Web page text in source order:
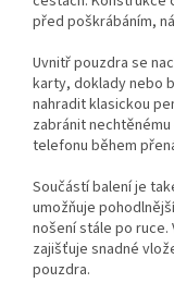
před poškrábáním,
Uvnitř pouzdra se
karty, doklady nebo
nahradit klasickou
zabránit
telefonu během
Součástí balení je
umožňuje
nošení stále po ruce.
zajišťuje snadné
pouzdra.